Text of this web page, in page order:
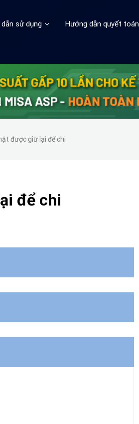
sử dụng Hướng dẫn quyết toán
được giữ lại để chi
để chi
toán của Kho bạc nhà nước quy